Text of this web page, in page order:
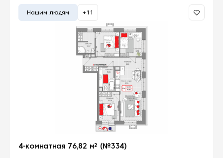
Нашим людям +11
4-комнатная 76,82 м² (№334)